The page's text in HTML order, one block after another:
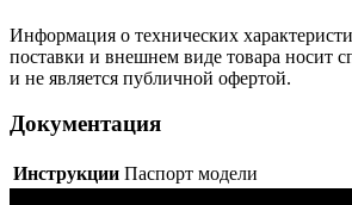
Информация о технических
поставки и внешнем виде товара носит
и не является публичной офертой.
Документация
Инструкции Паспорт модели